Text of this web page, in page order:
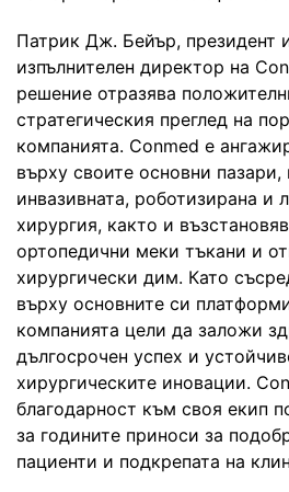
Патрик Дж. Бейър, президент
изпълнителен директор на
решение отразява
стратегическия преглед на
компанията. Conmed е
върху своите основни
инвазивната, роботизирана и
хирургия, както и
ортопедични меки тъкани и
хирургически дим. Като
върху основните си
компанията цели да заложи
дългосрочен успех и
хирургическите иновации.
благодарност към своя екип
за годините приноси за
пациенти и подкрепата на